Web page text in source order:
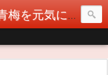
片谷洋夫の公式サイト ～青梅を元気に！カタヤぶりな挑戦！～